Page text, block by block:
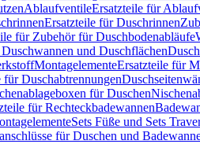
AblaufventileErsatzteile für
Ersatzteile für Duschrinnen
für Zubehör für Duschbodenabläufe
und Duschflächen
MontagelementeErsatzteile für
für Duschabtrennungen
für Duschen
für Rechteckbadewannen
Sets Füße und Sets
für Duschen und